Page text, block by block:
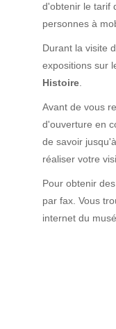
d'obtenir le tarif
personnes à
Durant la visite
expositions sur
Histoire
Avant de vous
d'ouverture en
de savoir
réaliser votre
Pour obtenir
par fax. Vous
internet du